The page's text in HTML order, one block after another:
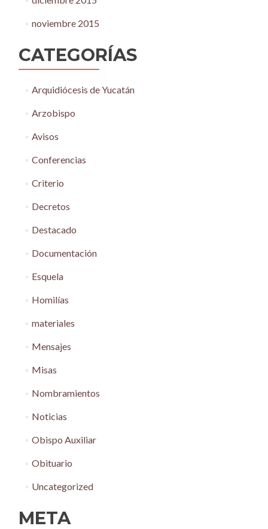
noviembre 2015
CATEGORÍAS
Arquidiócesis de Yucatán
Arzobispo
Avisos
Conferencias
Criterio
Decretos
Destacado
Documentación
Esquela
Homilías
materiales
Mensajes
Misas
Nombramientos
Noticias
Obispo Auxiliar
Obituario
Uncategorized
META